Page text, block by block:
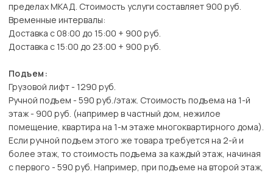
пределах МКАД. Стоимость услуги составляет 900 руб.
Временные интервалы:
Доставка с 08:00 до 15:00 + 900 руб.
Доставка с 15:00 до 23:00 + 900 руб.
Подъем:
Грузовой лифт - 1290 руб.
Ручной подъем - 590 руб./этаж. Стоимость подъема на 1-й
этаж - 900 руб. (например в частный дом, нежилое
помещение, квартира на 1-м этаже многоквартирного дома).
Если ручной подъем этого же товара требуется на 2-й и
более этаж, то стоимость подъема за каждый этаж, начиная
с первого - 590 руб. Например, при подъеме на второй этаж,